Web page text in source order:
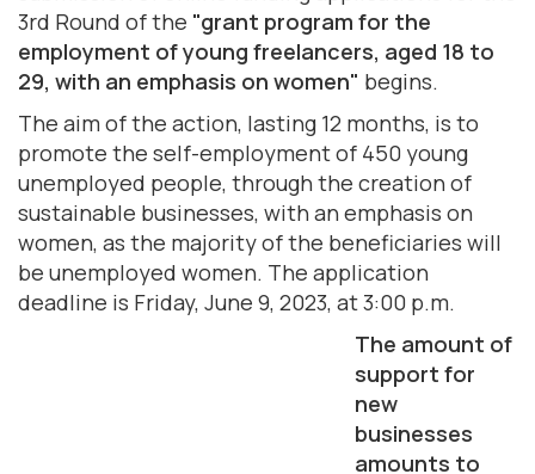
3rd Round of the "grant program for the
employment of young freelancers, aged 18 to
29, with an emphasis on women" begins.
The aim of the action, lasting 12 months, is to
promote the self-employment of 450 young
unemployed people, through the creation of
sustainable businesses, with an emphasis on
women, as the majority of the beneficiaries will
be unemployed women. The application
deadline is Friday, June 9, 2023, at 3:00 p.m.
The amount of
support for
new
businesses
amounts to